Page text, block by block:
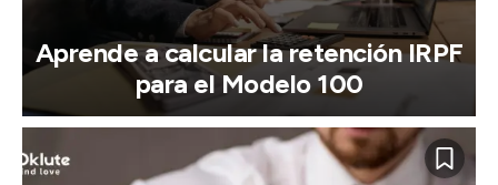
Aprende a calcular la retención IRPF
para el Modelo 100